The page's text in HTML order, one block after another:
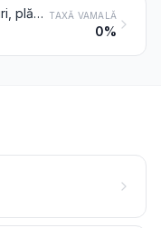
Sârmă, baghete, tuburi, plăci, electrozi și articole similare din metale comune sau din carburi metalice, acoperite sau umplute cu decapanți sau cu fondanți, pentru lipire, pentru sudare sau pentru depunere de metal sau de carburi metalice; sârmă și baghete, din pulberi de metale comune aglomerate, utilizate la metalizarea prin pulverizare TAXĂ VAMALĂ
0%